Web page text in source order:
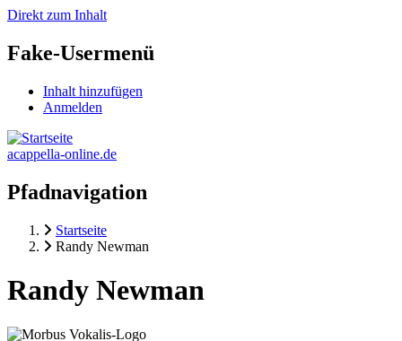
Direkt zum Inhalt
Fake-Usermenü
Inhalt hinzufügen
Anmelden
acappella-online.de
Pfadnavigation
Startseite
Randy Newman
Randy Newman